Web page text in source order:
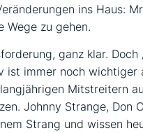
ins Haus:
Wege zu gehen.
ganz klar.
ist immer noch wichtiger
Mitstreitern
Johnny Strange, Don
Strang und wissen